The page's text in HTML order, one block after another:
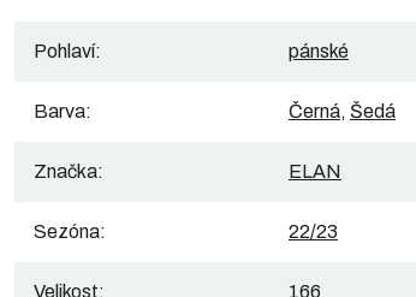
Pohlaví: pánské
Barva: Černá, Šedá
Značka: ELAN
Sezóna: 22/23
Velikost: 166